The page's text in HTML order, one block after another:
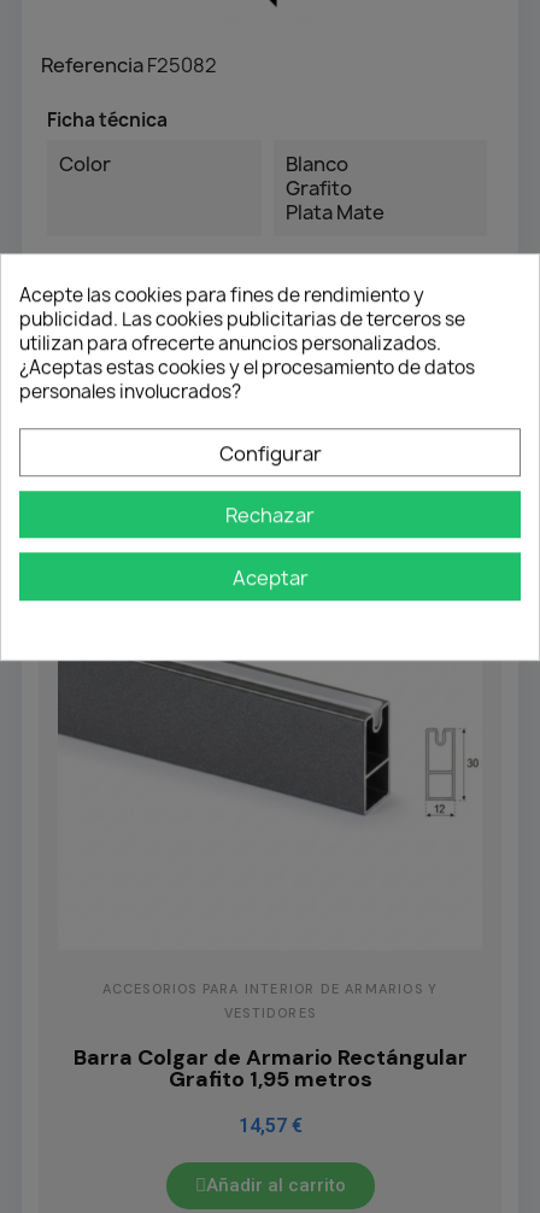
ReferenciaF25082
Ficha técnica
Color
Blanco
Grafito
Plata Mate
Ean13 8435568728028
También podría interesarle
ACCESORIOS PARA INTERIOR DE ARMARIOS Y
VESTIDORES
Barra Colgar de Armario Rectángular
Grafito 1,95 metros
14,57 €
Añadir al carrito
Acepte las cookies para fines de rendimiento y
publicidad. Las cookies publicitarias de terceros se
utilizan para ofrecerte anuncios personalizados.
¿Aceptas estas cookies y el procesamiento de datos
personales involucrados?
Configurar
Rechazar
Aceptar